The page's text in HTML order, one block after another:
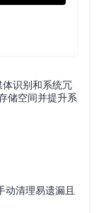
识别和系统冗
储空间并提升系
动清理易遗漏且